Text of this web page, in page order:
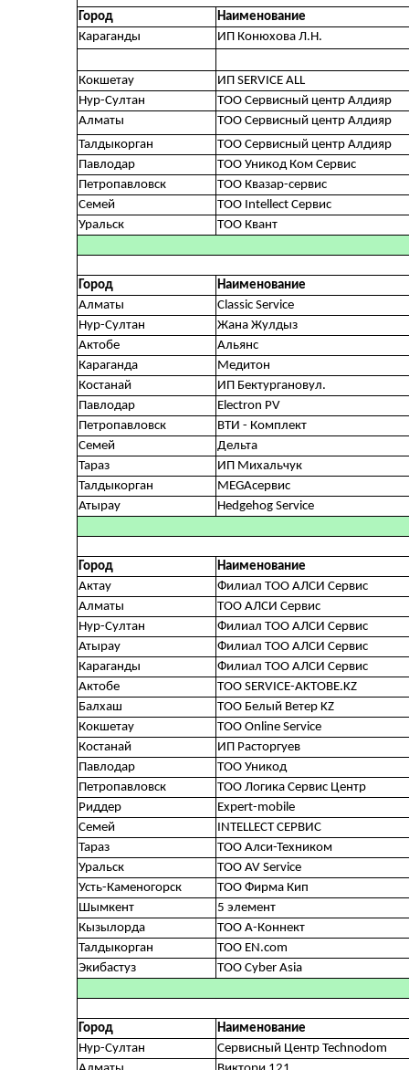
Город
Наименование
Караганды
ИП Конюхова Л.Н.
Кокшетау
ИП SERVICE ALL
Нур-Султан
ТОО Сервисный центр Алдияр
Алматы
ТОО Сервисный центр Алдияр
Талдыкорган
ТОО Сервисный центр Алдияр
Павлодар
ТОО Уникод Ком Сервис
Петропавловск
ТОО Квазар-сервис
Семей
ТОО Intellect Сервис
Уральск
ТОО Квант
Город
Наименование
Алматы
Classic Service
Нур-Султан
Жана Жулдыз
Актобе
Альянс
Караганда
Медитон
Костанай
ИП Бектургановул.
Павлодар
Electron PV
Петропавловск
ВТИ - Комплект
Семей
Дельта
Тараз
ИП Михальчук
Талдыкорган
MEGAсервис
Атырау
Hedgehog Service
Город
Наименование
Актау
Филиал ТОО АЛСИ Сервис
Алматы
ТОО АЛСИ Сервис
Нур-Султан
Филиал ТОО АЛСИ Сервис
Атырау
Филиал ТОО АЛСИ Сервис
Караганды
Филиал ТОО АЛСИ Сервис
Актобе
ТОО SERVICE-AKTOBE.KZ
Балхаш
ТОО Белый Ветер KZ
Кокшетау
TOO Online Service
Костанай
ИП Расторгуев
Павлодар
ТОО Уникод
Петропавловск
TOO Логика Сервис Центр
Риддер
Expert-mobile
Семей
INTELLECT СЕРВИС
Тараз
ТОО Алси-Техником
Уральск
ТОО AV Service
Усть-Каменогорск
ТОО Фирма Кип
Шымкент
5 элемент
Кызылорда
ТОО А-Коннект
Талдыкорган
ТОО EN.com
Экибастуз
ТОО Cyber Asia
Город
Наименование
Нур-Султан
Сервисный Центр Technodom